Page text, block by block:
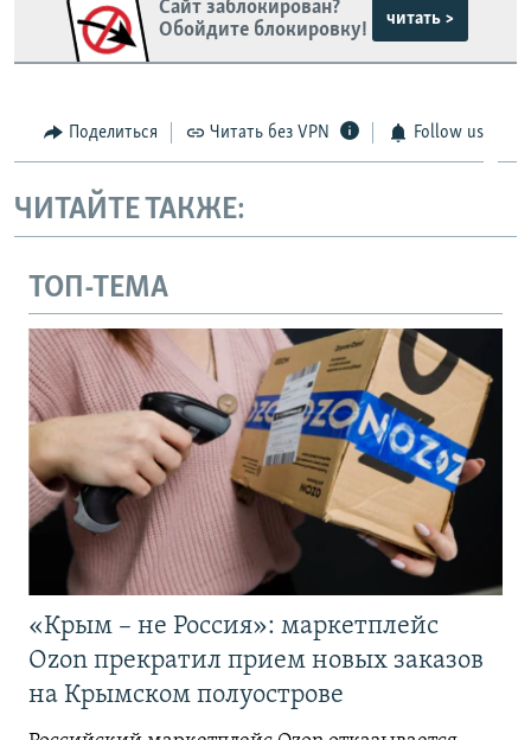
Сайт заблокирован?
Обойдите блокировку!
читать >
Поделиться Читать без VPN Follow us
ЧИТАЙТЕ ТАКЖЕ:
ТОП-ТЕМА
«Крым – не Россия»: маркетплейс
Ozon прекратил прием новых заказов
на Крымском полуострове